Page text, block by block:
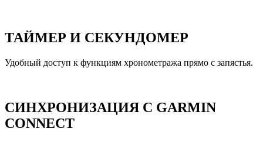
ТАЙМЕР И СЕКУНДОМЕР
Удобный доступ к функциям хронометража прямо с запястья.
СИНХРОНИЗАЦИЯ С GARMIN
CONNECT